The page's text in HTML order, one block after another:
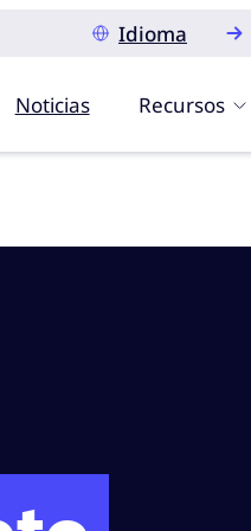
Idioma
Noticias Recursos